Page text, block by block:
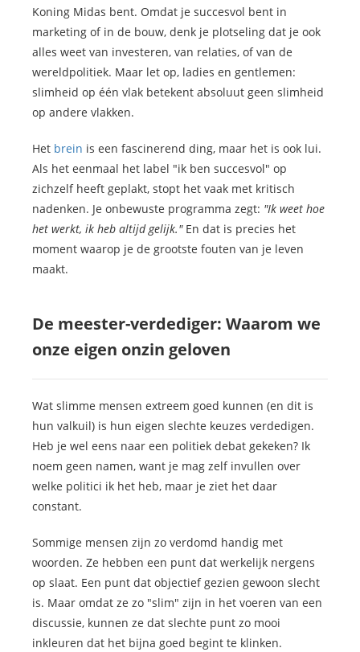
Koning Midas bent. Omdat je succesvol bent in
marketing of in de bouw, denk je plotseling dat je ook
alles weet van investeren, van relaties, of van de
wereldpolitiek. Maar let op, ladies en gentlemen:
slimheid op één vlak betekent absoluut geen slimheid
op andere vlakken.
Het brein is een fascinerend ding, maar het is ook lui.
Als het eenmaal het label "ik ben succesvol" op
zichzelf heeft geplakt, stopt het vaak met kritisch
nadenken. Je onbewuste programma zegt: "Ik weet hoe
het werkt, ik heb altijd gelijk."En dat is precies het
moment waarop je de grootste fouten van je leven
maakt.
De meester-verdediger: Waarom we
onze eigen onzin geloven
Wat slimme mensen extreem goed kunnen (en dit is
hun valkuil) is hun eigen slechte keuzes verdedigen.
Heb je wel eens naar een politiek debat gekeken? Ik
noem geen namen, want je mag zelf invullen over
welke politici ik het heb, maar je ziet het daar
constant.
Sommige mensen zijn zo verdomd handig met
woorden. Ze hebben een punt dat werkelijk nergens
op slaat. Een punt dat objectief gezien gewoon slecht
is. Maar omdat ze zo "slim" zijn in het voeren van een
discussie, kunnen ze dat slechte punt zo mooi
inkleuren dat het bijna goed begint te klinken.